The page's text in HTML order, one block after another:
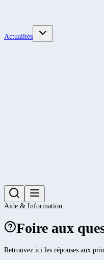
Actualités
Aide & Information
Foire aux
Retrouvez ici les réponses aux